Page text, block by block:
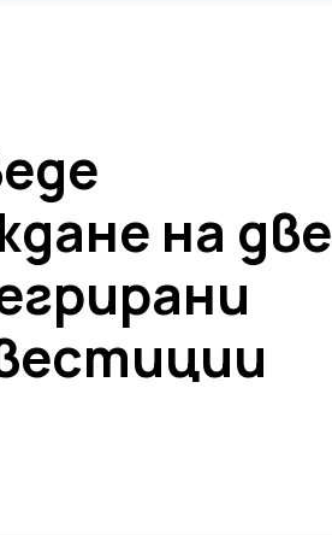
на две